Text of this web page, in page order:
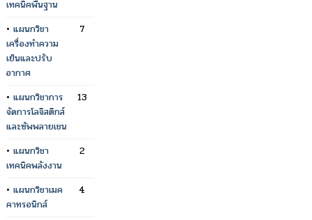
เทคนิคพื้นฐาน
• แผนกวิชา
เครื่องทำความ
เย็นและปรับ
อากาศ
7
• แผนกวิชาการ
จัดการโลจิสติกส์
และซัพพลายเชน
13
• แผนกวิชา
เทคนิคพลังงาน
2
• แผนกวิชาเมค
คาทรอนิกส์
4